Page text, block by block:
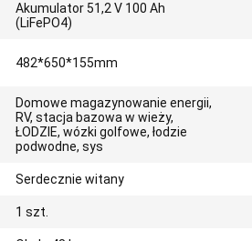
Akumulator 51,2 V 100 Ah
(LiFePO4)
482*650*155mm
Domowe magazynowanie energii,
RV, stacja bazowa w wieży,
ŁODZIE, wózki golfowe, łodzie
podwodne, sys
Serdecznie witany
1 szt.